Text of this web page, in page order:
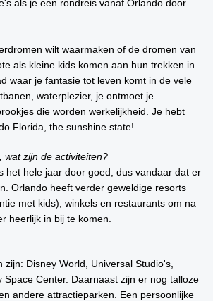
als je een rondreis vanaf Orlando door
wilt waarmaken of de dromen van
als kleine kids komen aan hun trekken in
waar je fantasie tot leven komt in de vele
waterplezier, je ontmoet je
die worden werkelijkheid. Je hebt
Florida, the sunshine state!
wat zijn de activiteiten?
het hele jaar door goed, dus vandaar dat er
Orlando heeft verder geweldige resorts
met kids), winkels en restaurants om na
heerlijk in bij te komen.
zijn: Disney World, Universal Studio's,
Space Center. Daarnaast zijn er nog talloze
andere attractieparken. Een persoonlijke